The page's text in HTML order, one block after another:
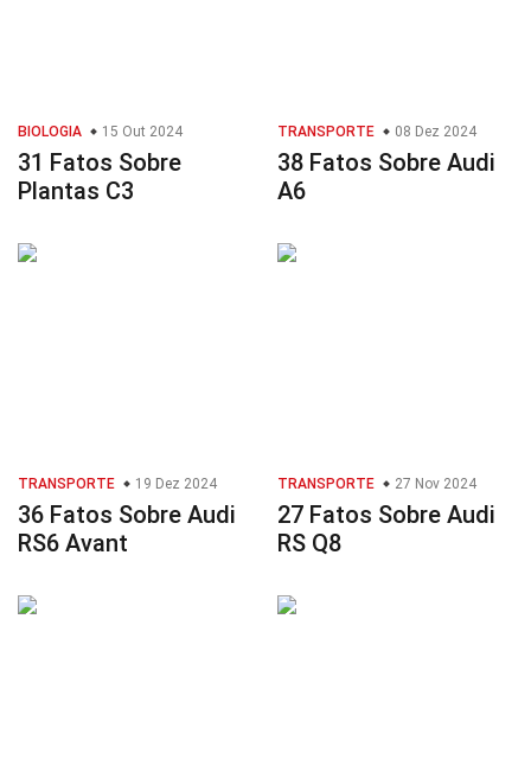
BIOLOGIA 15 Out 2024
31 Fatos Sobre
Plantas C3
TRANSPORTE 08 Dez 2024
38 Fatos Sobre Audi
A6
TRANSPORTE 19 Dez 2024
36 Fatos Sobre Audi
RS6 Avant
TRANSPORTE 27 Nov 2024
27 Fatos Sobre Audi
RS Q8